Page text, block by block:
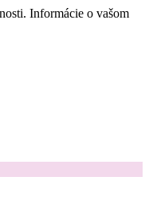
Informácie o vašom